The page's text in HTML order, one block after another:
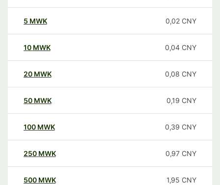
5 MWK 0,02 CNY
10 MWK 0,04 CNY
20 MWK 0,08 CNY
50 MWK 0,19 CNY
100 MWK 0,39 CNY
250 MWK 0,97 CNY
500 MWK 1,95 CNY